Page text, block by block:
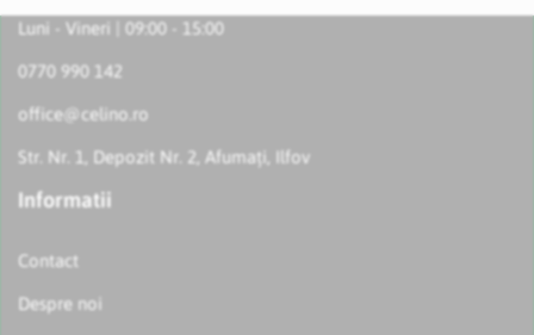
Luni - Vineri | 09:00 - 15:00
0770 990 142
office@celino.ro
Str. Nr. 1, Depozit Nr. 2, Afumați, Ilfov
Informatii
Contact
Despre noi